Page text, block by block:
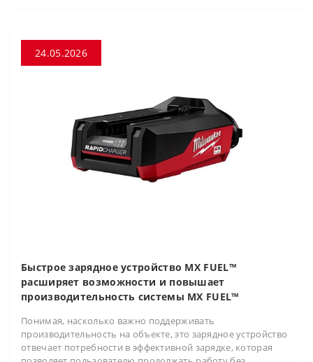
24.05.2026
Быстрое зарядное устройство MX FUEL™
расширяет возможности и повышает
производительность системы MX FUEL™
Понимая, насколько важно поддерживать
производительность на объекте, это зарядное устройство
отвечает потребности в эффективной зарядке, которая